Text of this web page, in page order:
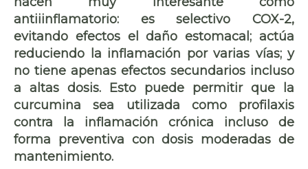
antiiinflamatorio: es selectivo COX-2,
evitando efectos el daño estomacal; actúa
reduciendo la inflamación por varias vías; y
no tiene apenas efectos secundarios incluso
a altas dosis. Esto puede permitir que la
curcumina sea utilizada como profilaxis
contra la inflamación crónica incluso de
forma preventiva con dosis moderadas de
mantenimiento.